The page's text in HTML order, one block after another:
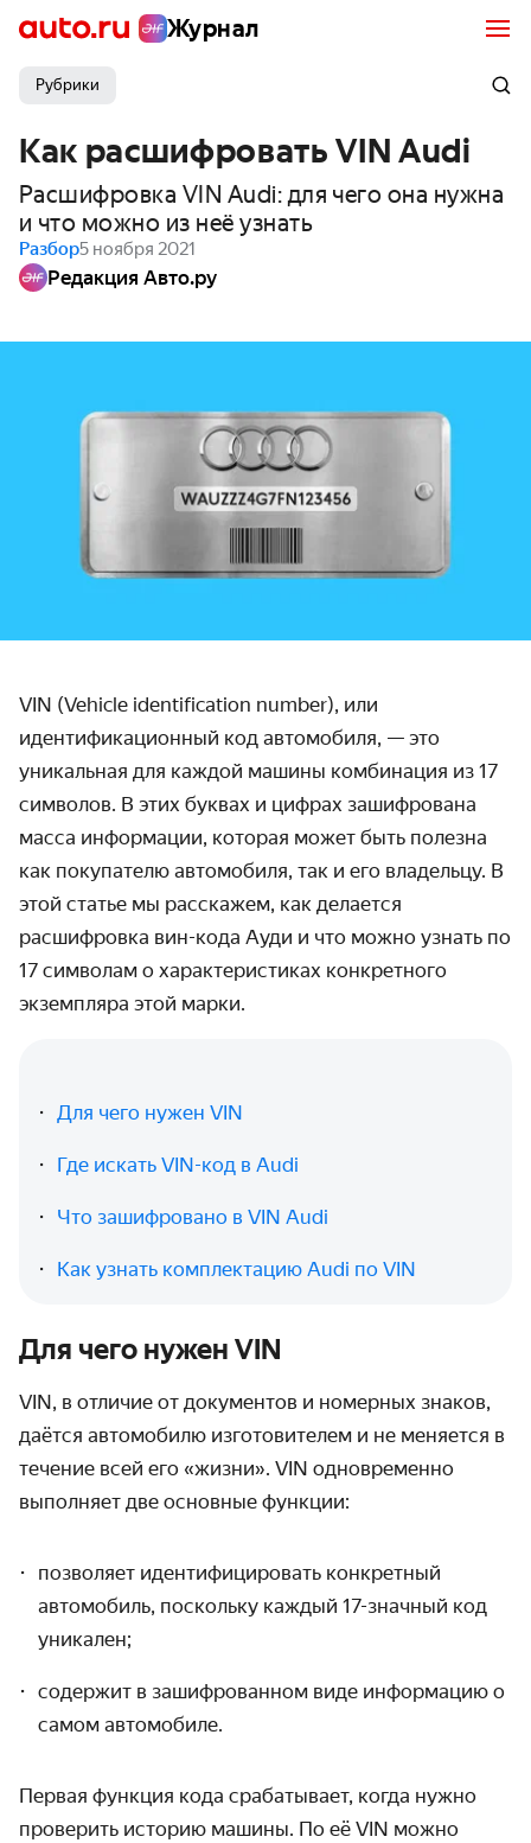
Журнал
Рубрики
Как расшифровать VIN Audi
Расшифровка VIN Audi: для чего она нужна
и что можно из неё узнать
Разбор5 ноября 2021
Редакция Авто.ру
VIN (Vehicle identification number), или
идентификационный код автомобиля, — это
уникальная для каждой машины комбинация из 17
символов. В этих буквах и цифрах зашифрована
масса информации, которая может быть полезна
как покупателю автомобиля, так и его владельцу. В
этой статье мы расскажем, как делается
расшифровка вин-кода Ауди и что можно узнать по
17 символам о характеристиках конкретного
экземпляра этой марки.
Для чего нужен VIN
Где искать VIN-код в Audi
Что зашифровано в VIN Audi
Как узнать комплектацию Audi по VIN
Для чего нужен VIN
VIN, в отличие от документов и номерных знаков,
даётся автомобилю изготовителем и не меняется в
течение всей его «жизни». VIN одновременно
выполняет две основные функции:
позволяет идентифицировать конкретный
автомобиль, поскольку каждый 17-значный код
уникален;
содержит в зашифрованном виде информацию о
самом автомобиле.
Первая функция кода срабатывает, когда нужно
проверить историю машины. По её VIN можно